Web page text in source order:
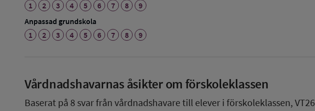
1
2 3 4 5 6 7 8
9
Anpassad grundskola
1
2 3 4 5 6 7 8 9
Vårdnadshavarnas åsikter om förskoleklassen
Baserat på 8 svar från vårdnadshavare till elever i förskoleklassen, VT26